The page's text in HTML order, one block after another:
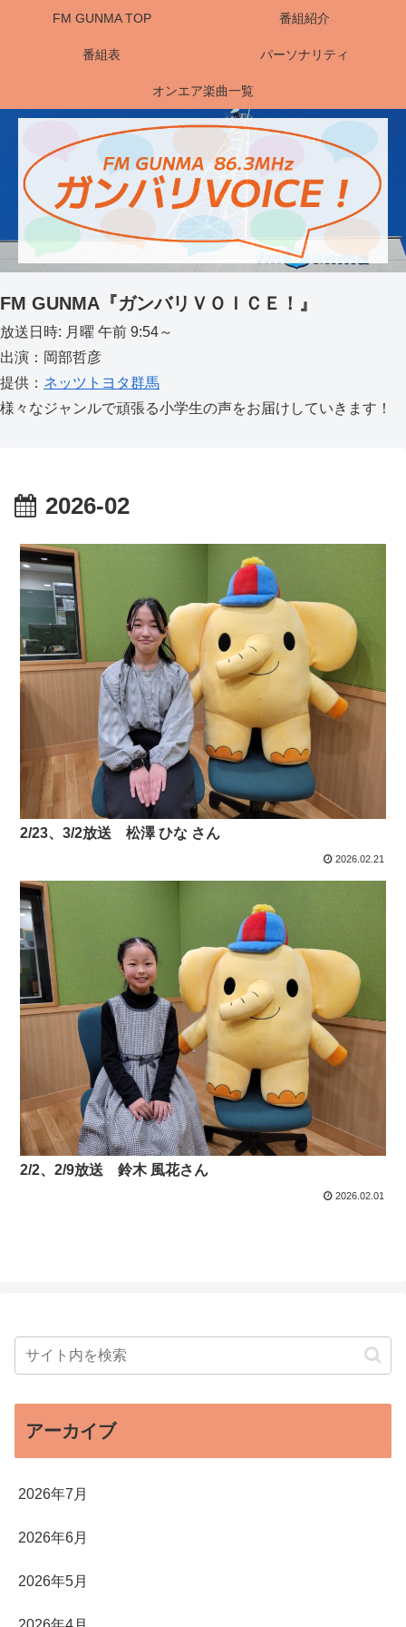
FM GUNMA TOP 番組紹介
番組表 パーソナリティ
オンエア楽曲一覧
FM GUNMA『ガンバリＶＯＩＣＥ！』
放送日時: 月曜 午前 9:54～
出演：岡部哲彦
提供： ネッツトヨタ群馬
様々なジャンルで頑張る小学生の声をお届けしていきます！
2026-02
2/23、3/2放送 松澤 ひな さん
2026.02.21
2/2、2/9放送 鈴木 風花さん
2026.02.01
アーカイブ
2026年7月
2026年6月
2026年5月